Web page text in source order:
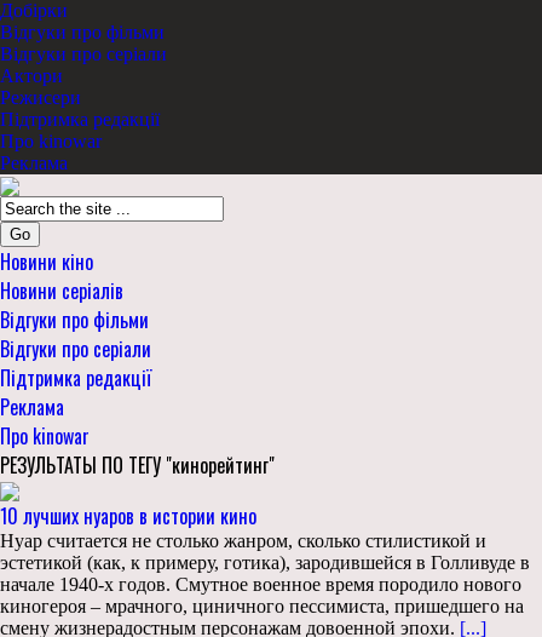
Добірки
Відгуки про фільми
Відгуки про серіали
Актори
Режисери
Підтримка редакції
Про kinowar
Реклама
Go
Новини кіно
Новини серіалів
Відгуки про фільми
Відгуки про серіали
Підтримка редакції
Реклама
Про kinowar
РЕЗУЛЬТАТЫ ПО ТЕГУ "кинорейтинг"
10 лучших нуаров в истории кино
Нуар считается не столько жанром, сколько стилистикой и
эстетикой (как, к примеру, готика), зародившейся в Голливуде в
начале 1940-х годов. Смутное военное время породило нового
киногероя – мрачного, циничного пессимиста, пришедшего на
смену жизнерадостным персонажам довоенной эпохи. [...]